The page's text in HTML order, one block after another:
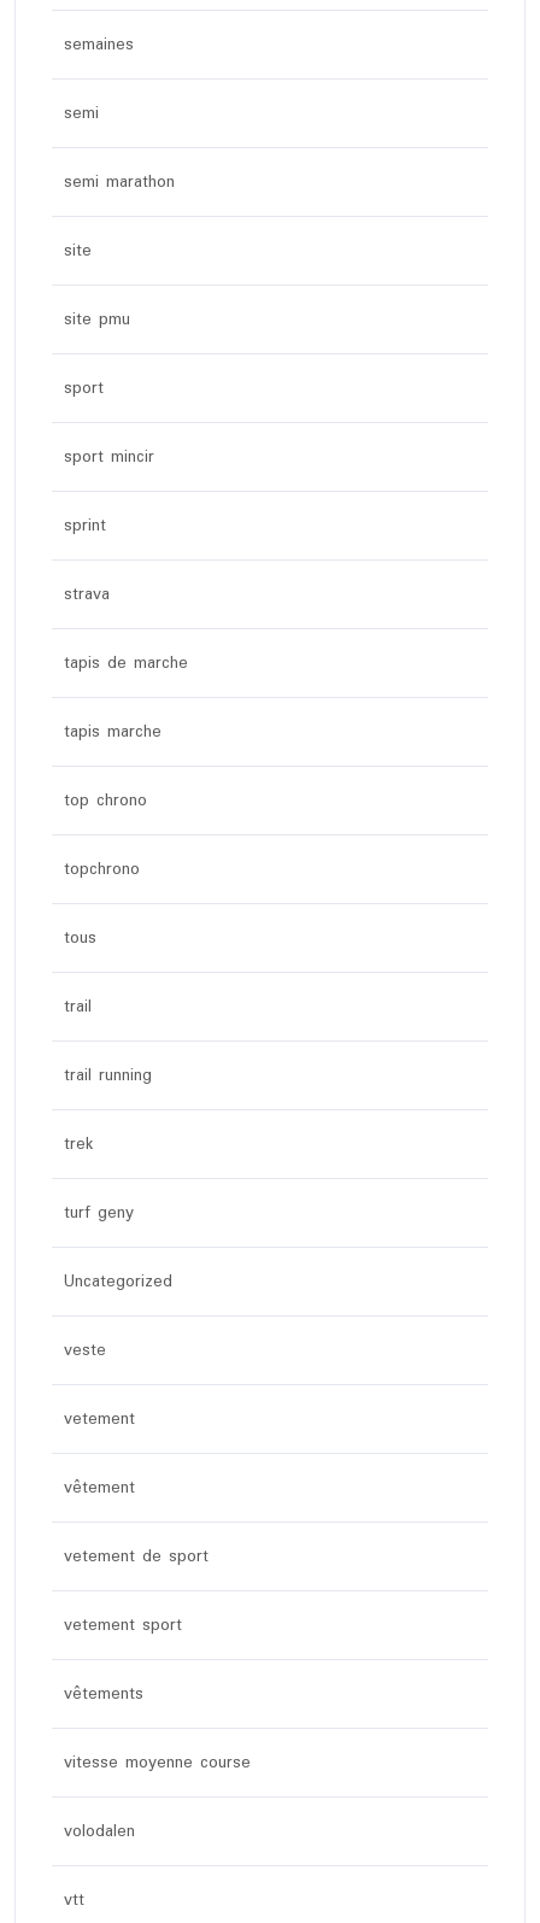
semaines
semi
semi marathon
site
site pmu
sport
sport mincir
sprint
strava
tapis de marche
tapis marche
top chrono
topchrono
tous
trail
trail running
trek
turf geny
Uncategorized
veste
vetement
vêtement
vetement de sport
vetement sport
vêtements
vitesse moyenne course
volodalen
vtt